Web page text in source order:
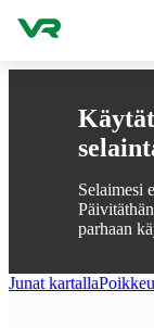
Selaimesi
parhaan
Hyppää sisältöön
Junat kartalla